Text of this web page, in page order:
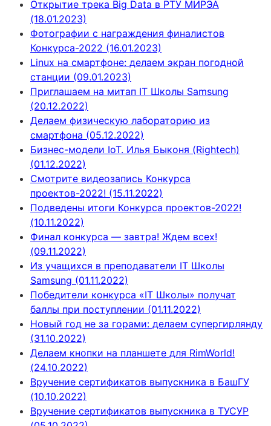
Открытие трека Big Data в РТУ МИРЭА
(18.01.2023)
Фотографии с награждения финалистов
Конкурса-2022 (16.01.2023)
Linux на смартфоне: делаем экран погодной
станции (09.01.2023)
Приглашаем на митап IT Школы Samsung
(20.12.2022)
Делаем физическую лабораторию из
смартфона (05.12.2022)
Бизнес-модели IoT. Илья Быконя (Rightech)
(01.12.2022)
Смотрите видеозапись Конкурса
проектов-2022! (15.11.2022)
Подведены итоги Конкурса проектов-2022!
(10.11.2022)
Финал конкурса — завтра! Ждем всех!
(09.11.2022)
Из учащихся в преподаватели IT Школы
Samsung (01.11.2022)
Победители конкурса «IT Школы» получат
баллы при поступлении (01.11.2022)
Новый год не за горами: делаем супергирлянду
(31.10.2022)
Делаем кнопки на планшете для RimWorld!
(24.10.2022)
Вручение сертификатов выпускника в БашГУ
(10.10.2022)
Вручение сертификатов выпускника в ТУСУР